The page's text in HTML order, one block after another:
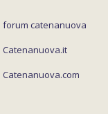
forum catenanuova
Catenanuova.it
Catenanuova.com